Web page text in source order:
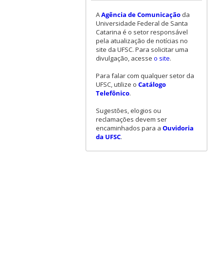
AAgência de Comunicaçãoda
Universidade Federal de Santa
Catarina é o setor responsável
pela atualização de notícias no
site da UFSC. Para solicitar uma
divulgação, acesse o site.
Para falar com qualquer setor da
UFSC, utilize o Catálogo
Telefônico.
Sugestões, elogios ou
reclamações devem ser
encaminhados para a Ouvidoria
da UFSC.